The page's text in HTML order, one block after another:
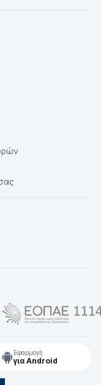
Εφαρμογή
για Android